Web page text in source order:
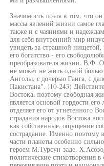
Значимость поэта в том, что
массы явлений жизни самое
также и с чаяниями и
для себя внутренний мир
увидеть за страшной
его богатство - его
преобразователя жизни. В.Ф.
не может не жить одной
Анголы, с дочерью Ганга, с
Пакистана". (10-243)
Востока, поэтому свободная
является основой гордости
отделяет его от угнетенного
страдания народов Востока
как собственные, ощущение
сострадание. Именно поэтому
части планеты особенно
героем М.Турсун-заде.
политические стихотворения